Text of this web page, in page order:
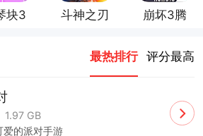
块3
斗神之刃
崩坏3腾
最热排行 评分最高
1.97 GB
爱的派对手游